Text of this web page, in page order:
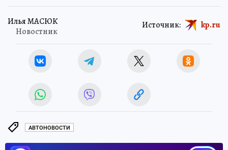
Илья МАСЮК
Новостник
Источник: kp.ru
АВТОНОВОСТИ